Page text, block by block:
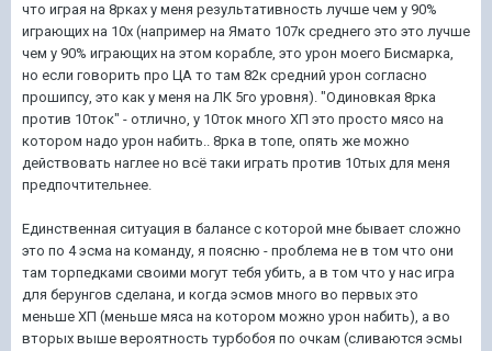
что играя на 8рках у меня результативность лучше чем у 90%
играющих на 10х (например на Ямато 107к среднего это это лучше
чем у 90% играющих на этом корабле, это урон моего Бисмарка,
но если говорить про ЦА то там 82к средний урон согласно
прошипсу, это как у меня на ЛК 5го уровня). "Одиновкая 8рка
против 10ток" - отлично, у 10ток много ХП это просто мясо на
котором надо урон набить.. 8рка в топе, опять же можно
действовать наглее но всё таки играть против 10тых для меня
предпочтительнее.
Единственная ситуация в балансе с которой мне бывает сложно
это по 4 эсма на команду, я поясню - проблема не в том что они
там торпедками своими могут тебя убить, а в том что у нас игра
для берунгов сделана, и когда эсмов много во первых это
меньше ХП (меньше мяса на котором можно урон набить), а во
вторых выше вероятность турбобоя по очкам (сливаются эсмы